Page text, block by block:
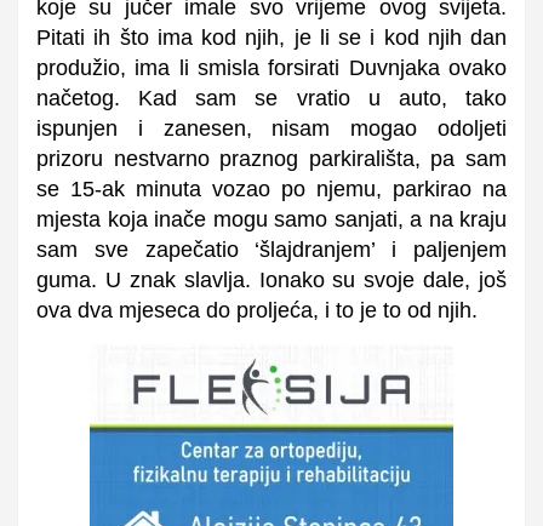
koje su jučer imale svo vrijeme ovog svijeta.
Pitati ih što ima kod njih, je li se i kod njih dan
produžio, ima li smisla forsirati Duvnjaka ovako
načetog. Kad sam se vratio u auto, tako
ispunjen i zanesen, nisam mogao odoljeti
prizoru nestvarno praznog parkirališta, pa sam
se 15-ak minuta vozao po njemu, parkirao na
mjesta koja inače mogu samo sanjati, a na kraju
sam sve zapečatio ‘šlajdranjem’ i paljenjem
guma. U znak slavlja. Ionako su svoje dale, još
ova dva mjeseca do proljeća, i to je to od njih.